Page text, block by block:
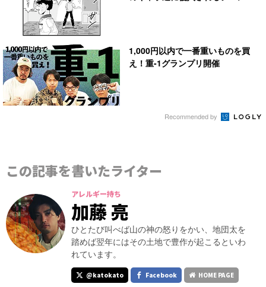
1,000円以内で一番重いものを買
え！重-1グランプリ開催
Recommended by
この記事を書いたライター
アレルギー持ち
加藤 亮
ひとたび叫べば山の神の怒りをかい、地団太を
踏めば翌年にはその土地で豊作が起こるといわ
れています。
@katokato Facebook HOME PAGE